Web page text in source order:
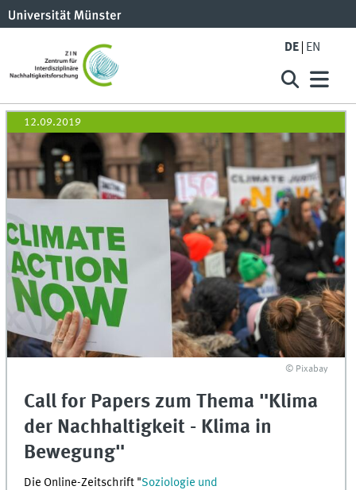
DE EN
12.09.2019
© Pixabay
Call for Papers zum Thema "Klima
der Nachhaltigkeit - Klima in
Bewegung"
Die Online-Zeitschrift "Soziologie und